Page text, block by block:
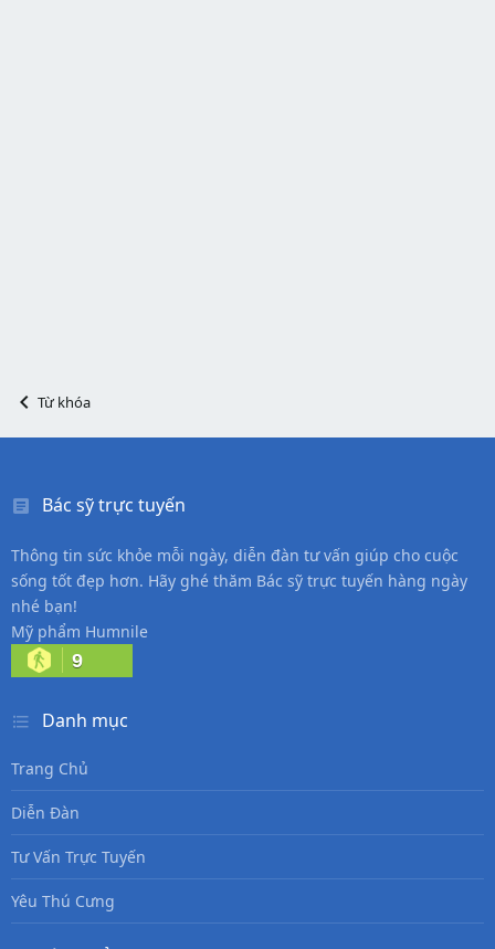
Từ khóa
Bác sỹ trực tuyến
Thông tin sức khỏe mỗi ngày, diễn đàn tư vấn giúp cho cuộc
sống tốt đẹp hơn. Hãy ghé thăm Bác sỹ trực tuyến hàng ngày
nhé bạn!
Mỹ phẩm Humnile
9
Danh mục
Trang Chủ
Diễn Đàn
Tư Vấn Trực Tuyến
Yêu Thú Cưng